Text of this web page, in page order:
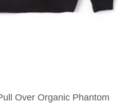
Over Organic Phantom